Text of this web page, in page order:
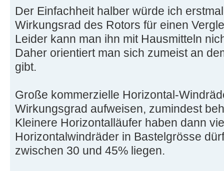
Der Einfachheit halber würde ich
Wirkungsrad des Rotors für einen
Leider kann man ihn mit Hausmitteln
Daher orientiert man sich zumeist an
gibt.
Große kommerzielle Horizontal-
Wirkungsgrad aufweisen, zumindest
Kleinere Horizontalläufer haben dann
Horizontalwindräder in Bastelgrösse
zwischen 30 und 45% liegen.